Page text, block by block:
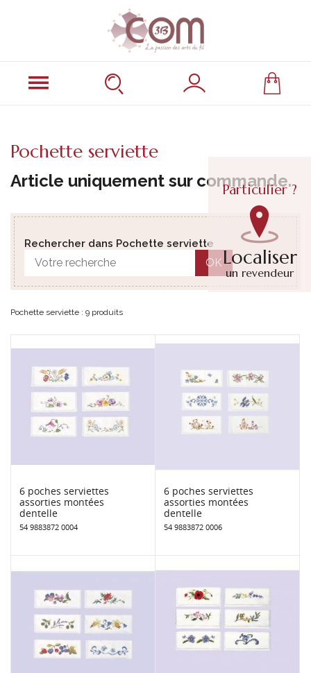
Particulier ?
Localiser
un revendeur
Pochette serviette
Article uniquement sur commande.
Rechercher dans Pochette serviette
OK
Pochette serviette : 9 produits
6 poches serviettes
assorties montées
dentelle
54 9883872 0004
6 poches serviettes
assorties montées
dentelle
54 9883872 0006